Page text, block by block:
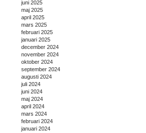
juni 2025
maj 2025
april 2025
mars 2025
februari 2025
januari 2025
december 2024
november 2024
oktober 2024
september 2024
augusti 2024
juli 2024
juni 2024
maj 2024
april 2024
mars 2024
februari 2024
januari 2024